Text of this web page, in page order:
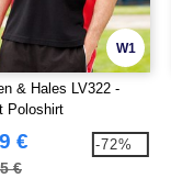
W1
& Hales LV322 -
Poloshirt
€
€
-72%